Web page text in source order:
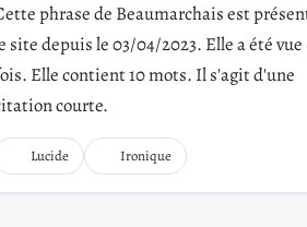
phrase de Beaumarchais est
site depuis le 03/04/2023. Elle a été vue
Elle contient 10 mots. Il s'agit d'une
courte.
Lucide Ironique